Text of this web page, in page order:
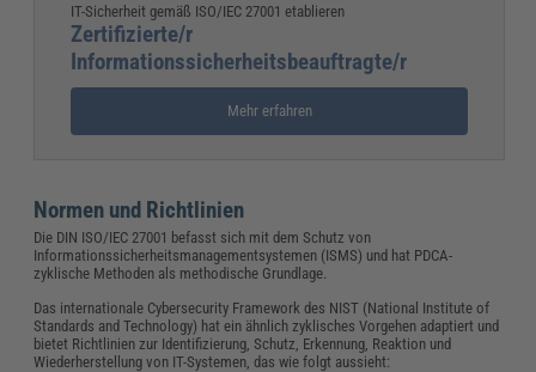
IT-Sicherheit gemäß ISO/IEC 27001 etablieren
Zertifizierte/r
Informationssicherheitsbeauftragte/r
Mehr erfahren
Normen und Richtlinien
Die DIN ISO/IEC 27001 befasst sich mit dem Schutz von
Informationssicherheitsmanagementsystemen (ISMS) und hat PDCA-
zyklische Methoden als methodische Grundlage.
Das internationale Cybersecurity Framework des NIST (National Institute of
Standards and Technology) hat ein ähnlich zyklisches Vorgehen adaptiert und
bietet Richtlinien zur Identifizierung, Schutz, Erkennung, Reaktion und
Wiederherstellung von IT-Systemen, das wie folgt aussieht: